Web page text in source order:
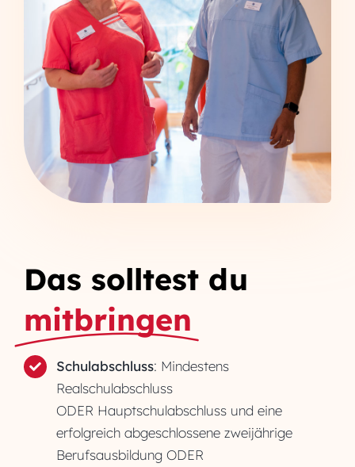
Das solltest du
mitbringen
Schulabschluss: Mindestens
Realschulabschluss
ODER Hauptschulabschluss und eine
erfolgreich abgeschlossene zweijährige
Berufsausbildung ODER